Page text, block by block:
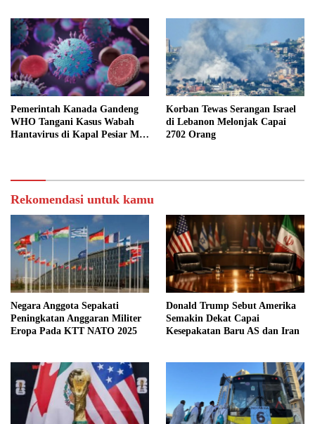
Pemerintah Kanada Gandeng
WHO Tangani Kasus Wabah
Hantavirus di Kapal Pesiar MV
Korban Tewas Serangan Israel
di Lebanon Melonjak Capai
2702 Orang
Rekomendasi untuk kamu
Negara Anggota Sepakati
Peningkatan Anggaran Militer
Eropa Pada KTT NATO 2025
Donald Trump Sebut Amerika
Semakin Dekat Capai
Kesepakatan Baru AS dan Iran